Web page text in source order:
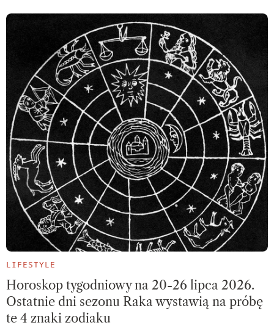
LIFESTYLE
Horoskop tygodniowy na 20-26 lipca 2026.
Ostatnie dni sezonu Raka wystawią na próbę
te 4 znaki zodiaku